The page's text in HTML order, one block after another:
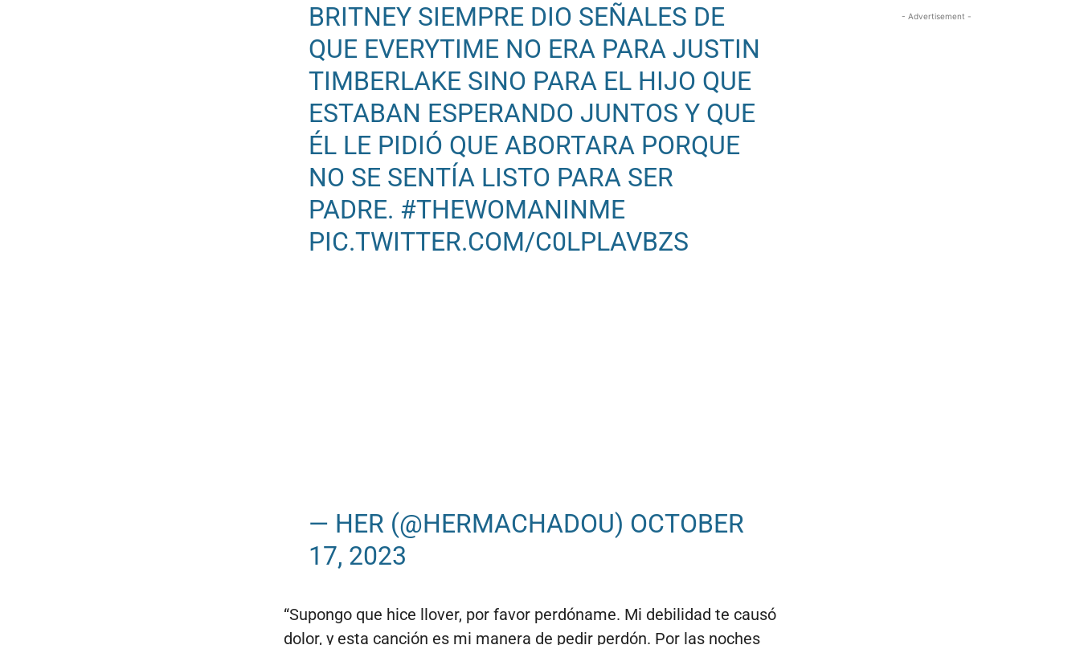
BRITNEY SIEMPRE DIO SEÑALES DE
QUE EVERYTIME NO ERA PARA JUSTIN
TIMBERLAKE SINO PARA EL HIJO QUE
ESTABAN ESPERANDO JUNTOS Y QUE
ÉL LE PIDIÓ QUE ABORTARA PORQUE
NO SE SENTÍA LISTO PARA SER
PADRE. #THEWOMANINME
PIC.TWITTER.COM/C0LPLAVBZS
— HER (@HERMACHADOU) OCTOBER
17, 2023
“Supongo que hice llover, por favor perdóname. Mi debilidad te causó
dolor, y esta canción es mi manera de pedir perdón. Por las noches
- Advertisement -